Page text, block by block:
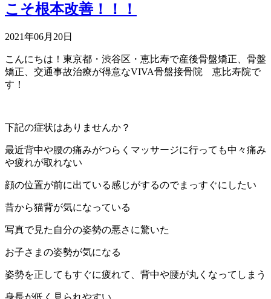
こそ根本改善！！！
2021年06月20日
こんにちは！東京都・渋谷区・恵比寿で産後骨盤矯正、骨盤
矯正、交通事故治療が得意なVIVA骨盤接骨院 恵比寿院で
す！
下記の症状はありませんか？
最近背中や腰の痛みがつらくマッサージに行っても中々痛み
や疲れが取れない
顔の位置が前に出ている感じがするのでまっすぐにしたい
昔から猫背が気になっている
写真で見た自分の姿勢の悪さに驚いた
お子さまの姿勢が気になる
姿勢を正してもすぐに疲れて、背中や腰が丸くなってしまう
身長が低く見られやすい